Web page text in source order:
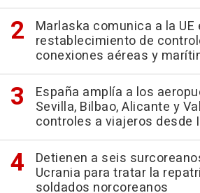
Marlaska comunica a la UE
restablecimiento de
conexiones aéreas y
España amplía a los
Sevilla, Bilbao, Alicante y
controles a viajeros desde
Detienen a seis
Ucrania para tratar la
soldados norcoreanos